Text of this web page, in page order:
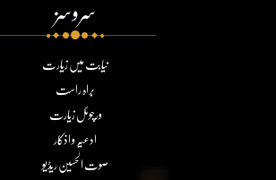
سروسز
نیابت میں زیارت
براہ راست
ورچوئل زیارت
ادعیہ و اذکار
صوت الحسین ریڈیو